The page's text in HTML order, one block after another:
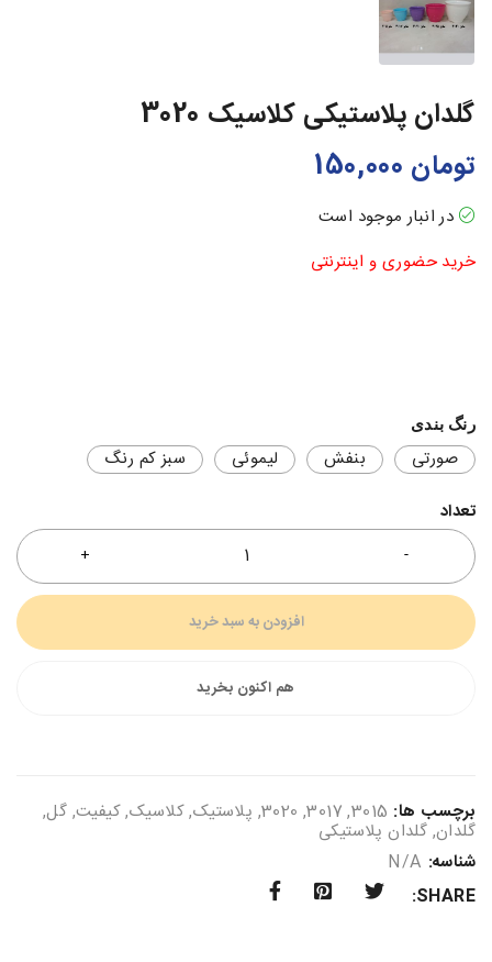
گلدان پلاستیکی کلاسیک 3020
تومان
در انبار موجود است
خرید حضوری و اینترنتی
رنگ بندی
صورتی بنفش لیموئی
سبز کم رنگ
تعداد
افزودن به سبد خرید
هم اکنون بخرید
برچسب ها: 3015
,
3017
,
3020
, پلاستیک,کلاسیک,کیفیت, گل,
گلدان, گلدان پلاستیکی
شناسه: N/A
SHARE: